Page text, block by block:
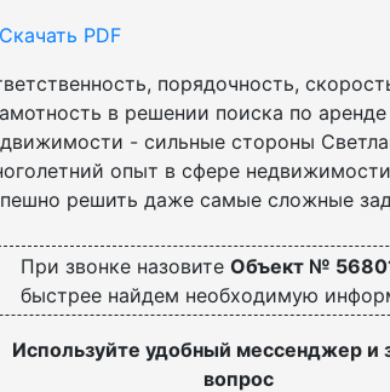
PDF
порядочность,
в решении поиска по аренде
- сильные стороны
опыт в сфере
решить даже самые сложные
При звонке назовитеОбъект №
быстрее найдем необходимую
Используйте удобный мессенджер и
вопрос